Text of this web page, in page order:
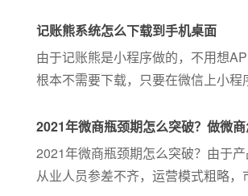
生存。传统的微商分销要想做好是特
的，从那个时期坚持下去的...
记账熊系统怎么下载到手机桌面
由于记账熊是小程序做的，不用想
根本不需要下载，只要在微信上小程
省掉手机的空间，这也是记账熊的特色
就来说说如果需要记账熊到桌面的步
2021年微商瓶颈期怎么突破？做微
大师熊
2021年微商瓶颈期怎么突破？由于产
从业人员参差不齐，运营模式粗略，